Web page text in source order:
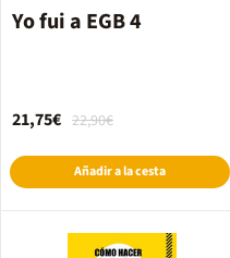
Yo fui a EGB 4
22,90€
21,75€
Añadir a la cesta